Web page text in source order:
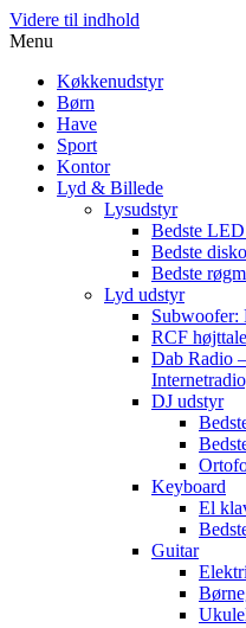
Videre til indhold
Menu
Køkkenudstyr
Børn
Have
Sport
Kontor
Lyd & Billede
Lysudstyr
Bedste
Bedste
Bedste
Lyd udstyr
Subwoofer:
RCF
Dab Radio
DJ udstyr
Keyboard
El
Guitar